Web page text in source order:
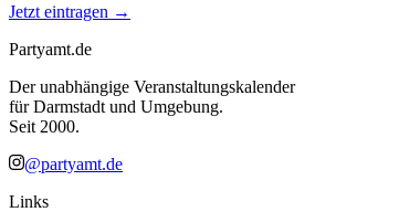
Jetzt eintragen →
Partyamt.de
Der unabhängige Veranstaltungskalender
für Darmstadt und Umgebung.
Seit 2000.
@partyamt.de
Links